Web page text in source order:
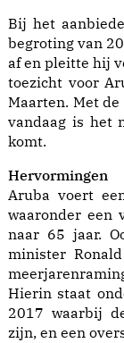
Bij het
begroting van
af en pleitte hij
toezicht voor
Maarten. Met
vandaag is het
komt.
Hervormingen
Aruba voert
waaronder een
naar 65 jaar.
minister
Hierin staat
2017 waarbij
zijn, en een